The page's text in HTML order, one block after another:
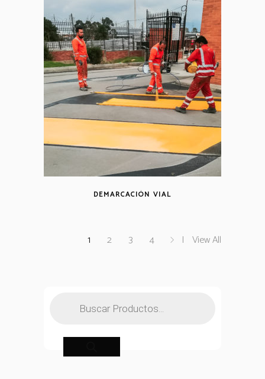
DEMARCACIÓN VIAL
1 2 3 4 View All
productos